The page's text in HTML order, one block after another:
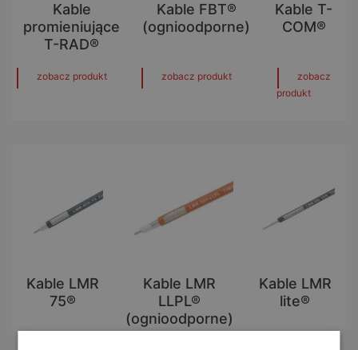
Kable
promieniujące
T-RAD®
zobacz produkt
Kable FBT®
(ognioodporne)
zobacz produkt
Kable T-
COM®
zobacz
produkt
Kable LMR
75®
Kable LMR
LLPL®
(ognioodporne)
Kable LMR
lite®